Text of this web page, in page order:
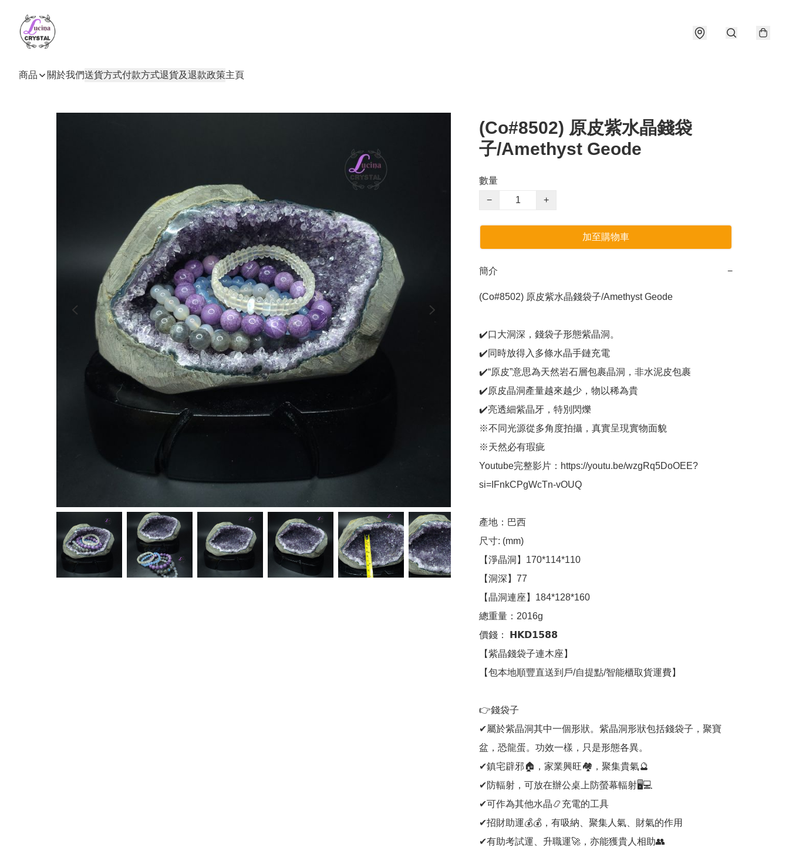
商品 關於我們送貨方式付款方式退貨及退款政策主頁
(Co#8502) 原皮紫水晶錢袋
子/Amethyst Geode
數量
−
+
加至購物車
簡介 −
(Co#8502) 原皮紫水晶錢袋子/Amethyst Geode
✔️口大洞深，錢袋子形態紫晶洞。
✔️同時放得入多條水晶手鏈充電
✔️“原皮”意思為天然岩石層包裹晶洞，非水泥皮包裹
✔️原皮晶洞產量越來越少，物以稀為貴
✔️亮透細紫晶牙，特別閃爍
※不同光源從多角度拍攝，真實呈現實物面貌
※天然必有瑕疵
Youtube完整影片：https://youtu.be/wzgRq5DoOEE?
si=IFnkCPgWcTn-vOUQ
產地：巴西
尺寸: (mm)
【淨晶洞】170*114*110
【洞深】77
【晶洞連座】184*128*160
總重量：2016g
價錢： 𝗛𝗞𝗗𝟭𝟱𝟴𝟴
【紫晶錢袋子連木座】
【包本地順豐直送到戶/自提點/智能櫃取貨運費】
👉錢袋子
✔屬於紫晶洞其中一個形狀。紫晶洞形狀包括錢袋子，聚寶
盆，恐龍蛋。功效一樣，只是形態各異。
✔鎮宅辟邪🏠，家業興旺🏘，聚集貴氣🔮
✔防輻射，可放在辦公桌上防螢幕輻射🖥💻
✔可作為其他水晶📿充電的工具
✔招財助運💰💰，有吸納、聚集人氣、財氣的作用
✔有助考試運、升職運🚀，亦能獲貴人相助👥